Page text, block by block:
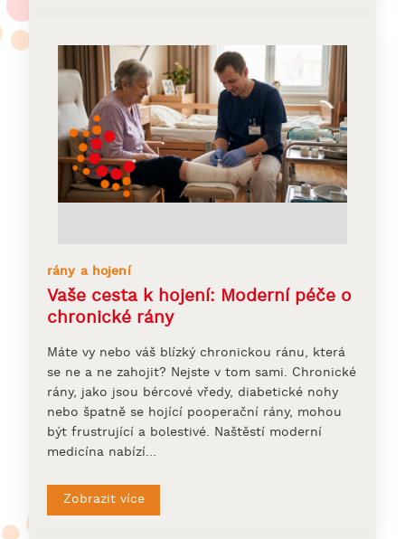
rány a hojení
Vaše cesta k hojení: Moderní péče o
chronické rány
Máte vy nebo váš blízký chronickou ránu, která
se ne a ne zahojit? Nejste v tom sami. Chronické
rány, jako jsou bércové vředy, diabetické nohy
nebo špatně se hojící pooperační rány, mohou
být frustrující a bolestivé. Naštěstí moderní
medicína nabízí…
Zobrazit více